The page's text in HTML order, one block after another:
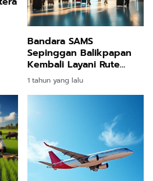
Bandara SAMS
Sepinggan Balikpapan
Kembali Layani Rute
Internasional ke Brunei
Darussalam:
Meningkatkan
Konektivitas dan
Peluang Ekonomi
1 tahun yang lalu